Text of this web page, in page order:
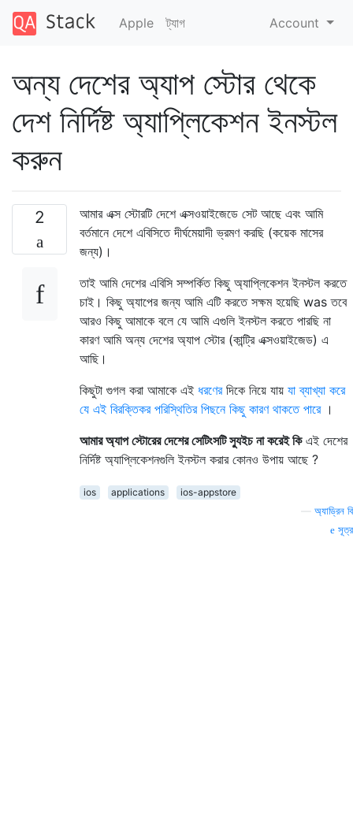
Apple ট্যাগ Account
অন্য দেশের অ্যাপ স্টোর থেকে
দেশ নির্দিষ্ট অ্যাপ্লিকেশন ইনস্টল
করুন
2
আমার এক্স স্টোরটি দেশে এক্সওয়াইজেডে সেট আছে এবং আমি
বর্তমানে দেশে এবিসিতে দীর্ঘমেয়াদী ভ্রমণ করছি (কয়েক মাসের
জন্য)।
তাই আমি দেশের এবিসি সম্পর্কিত কিছু অ্যাপ্লিকেশন ইনস্টল করতে
চাই। কিছু অ্যাপের জন্য আমি এটি করতে সক্ষম হয়েছি was তবে
আরও কিছু আমাকে বলে যে আমি এগুলি ইনস্টল করতে পারছি না
কারণ আমি অন্য দেশের অ্যাপ স্টোর (কান্ট্রি এক্সওয়াইজেড) এ
আছি।
কিছুটা গুগল করা আমাকে এই ধরণেরদিকে নিয়ে যায় যা ব্যাখ্যা করে
যে এই বিরক্তিকর পরিস্থিতির পিছনে কিছু কারণ থাকতে পারে।
আমার অ্যাপ স্টোরের দেশের সেটিংসটি স্যুইচ না করেই কিএই দেশের
নির্দিষ্ট অ্যাপ্লিকেশনগুলি ইনস্টল করার কোনও উপায় আছে ?
ios applications
ios-appstore
অ্যাড্রিন বি
সূত্র